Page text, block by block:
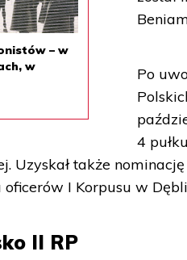
– w
w
Po
4
Uzyskał także
oficerów I Korpusu w
II RP